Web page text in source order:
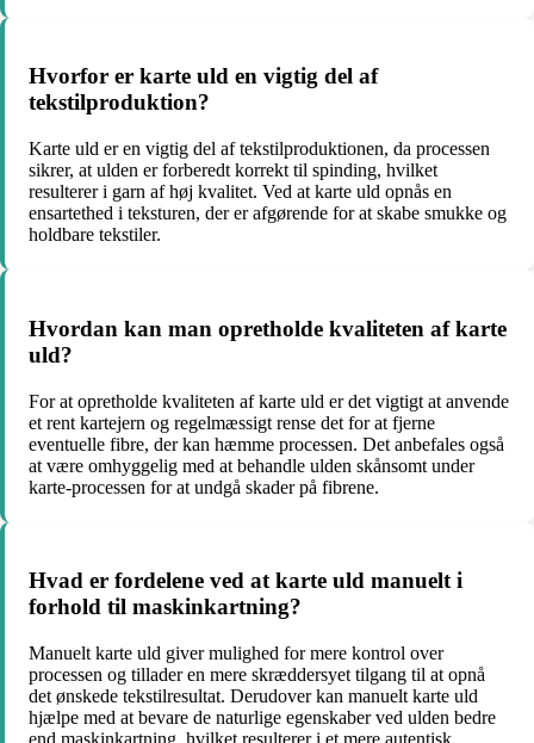
Hvorfor er karte uld en vigtig del af
tekstilproduktion?
Karte uld er en vigtig del af tekstilproduktionen, da processen
sikrer, at ulden er forberedt korrekt til spinding, hvilket
resulterer i garn af høj kvalitet. Ved at karte uld opnås en
ensartethed i teksturen, der er afgørende for at skabe smukke og
holdbare tekstiler.
Hvordan kan man opretholde kvaliteten af karte
uld?
For at opretholde kvaliteten af karte uld er det vigtigt at anvende
et rent kartejern og regelmæssigt rense det for at fjerne
eventuelle fibre, der kan hæmme processen. Det anbefales også
at være omhyggelig med at behandle ulden skånsomt under
karte-processen for at undgå skader på fibrene.
Hvad er fordelene ved at karte uld manuelt i
forhold til maskinkartning?
Manuelt karte uld giver mulighed for mere kontrol over
processen og tillader en mere skræddersyet tilgang til at opnå
det ønskede tekstilresultat. Derudover kan manuelt karte uld
hjælpe med at bevare de naturlige egenskaber ved ulden bedre
end maskinkartning, hvilket resulterer i et mere autentisk